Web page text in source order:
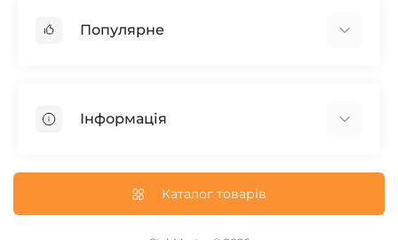
Популярне
Стабілізатори на 5 кВт
Інверторні стабілізатори
Електронні стабілізатори
Інформація
Гарантія та Повернення
Про магазин
Каталог товарів